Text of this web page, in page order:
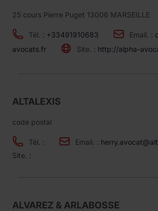
25 cours Pierre Puget 13006 MARSEILLE
Tél. : +33491910683 Email. :
avocats.fr
Site. : http://alpha-
ALTALEXIS
code postal
Tél. : Email. :
Site. :
ALVAREZ & ARLABOSSE